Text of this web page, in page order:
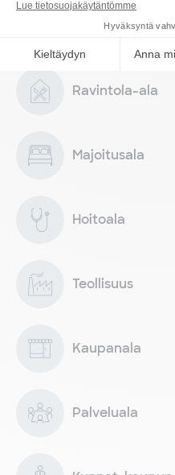
Ravintola-ala
Majoitusala
Hoitoala
Teollisuus
Kaupanala
Palveluala